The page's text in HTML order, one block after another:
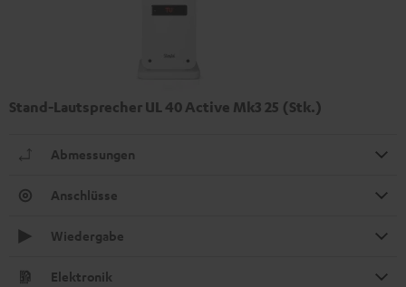
Stand-Lautsprecher UL 40 Active Mk3 25 (Stk.)
Abmessungen
Anschlüsse
Wiedergabe
Elektronik